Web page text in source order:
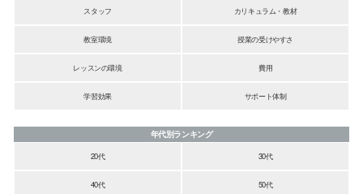
スタッフ カリキュラム・教材
教室環境 授業の受けやすさ
レッスンの環境 費用
学習効果 サポート体制
年代別ランキング
20代
30代
40代 50代